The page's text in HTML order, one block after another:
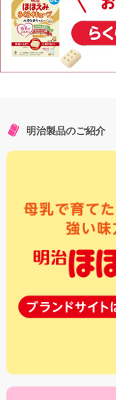
明治製品のご紹介